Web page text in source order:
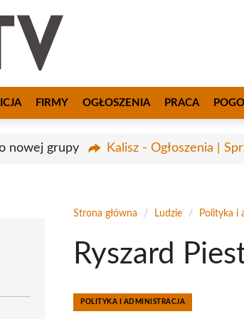
FIRMY OGŁOSZENIA PRACA
nowej grupy Kalisz - Ogłoszenia |
Strona główna / Ludzie / Polityka i
Ryszard
POLITYKA I ADMINISTRACJA